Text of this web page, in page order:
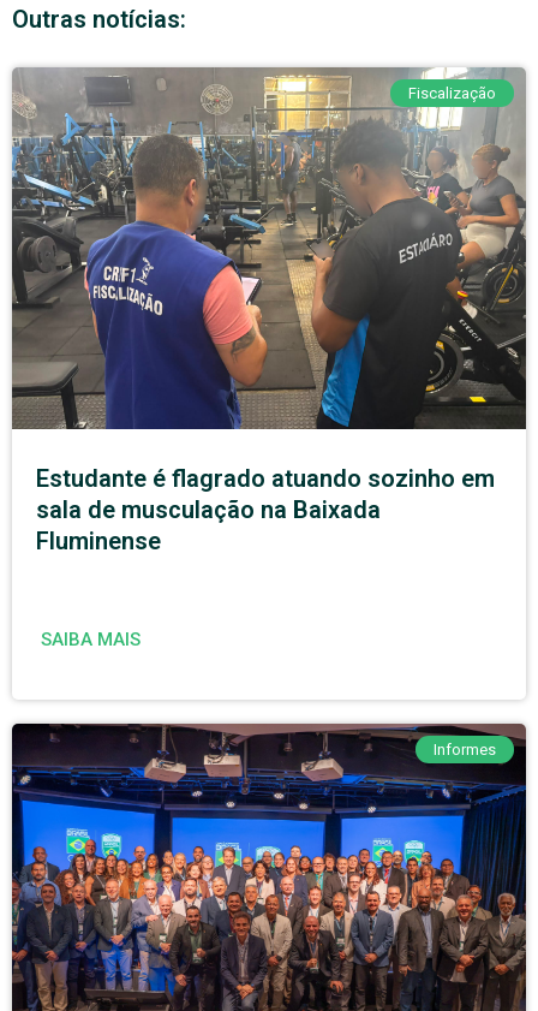
Outras notícias:
Fiscalização
Estudante é flagrado atuando sozinho em
sala de musculação na Baixada
Fluminense
SAIBA MAIS
Informes